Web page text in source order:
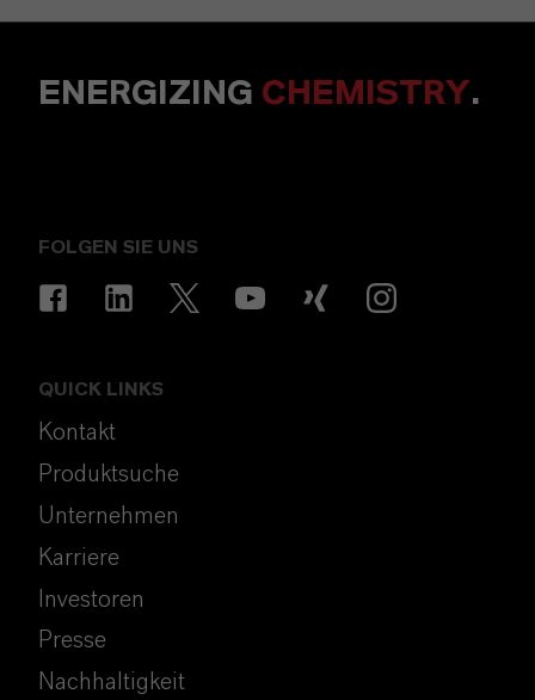
ENERGIZING CHEMISTRY.
FOLGEN SIE UNS
QUICK LINKS
Kontakt
Produktsuche
Unternehmen
Karriere
Investoren
Presse
Nachhaltigkeit